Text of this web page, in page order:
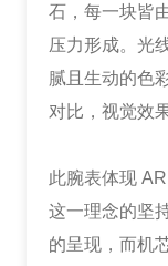
石，每一块皆
压力形成。光
腻且生动的色
对比，视觉效
此腕表体现
这一理念的坚
的呈现，而机